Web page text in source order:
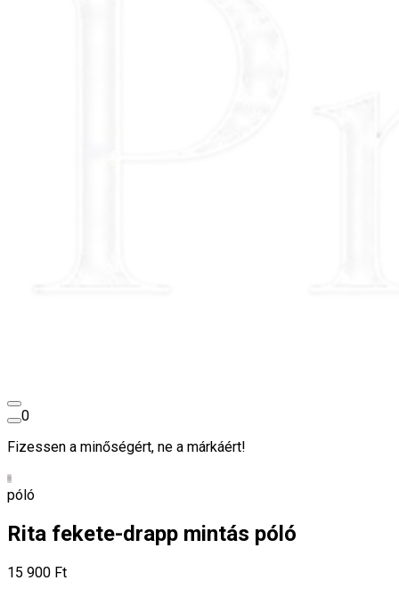
0
Fizessen a minőségért, ne a márkáért!
póló
Rita fekete-drapp mintás póló
15 900 Ft